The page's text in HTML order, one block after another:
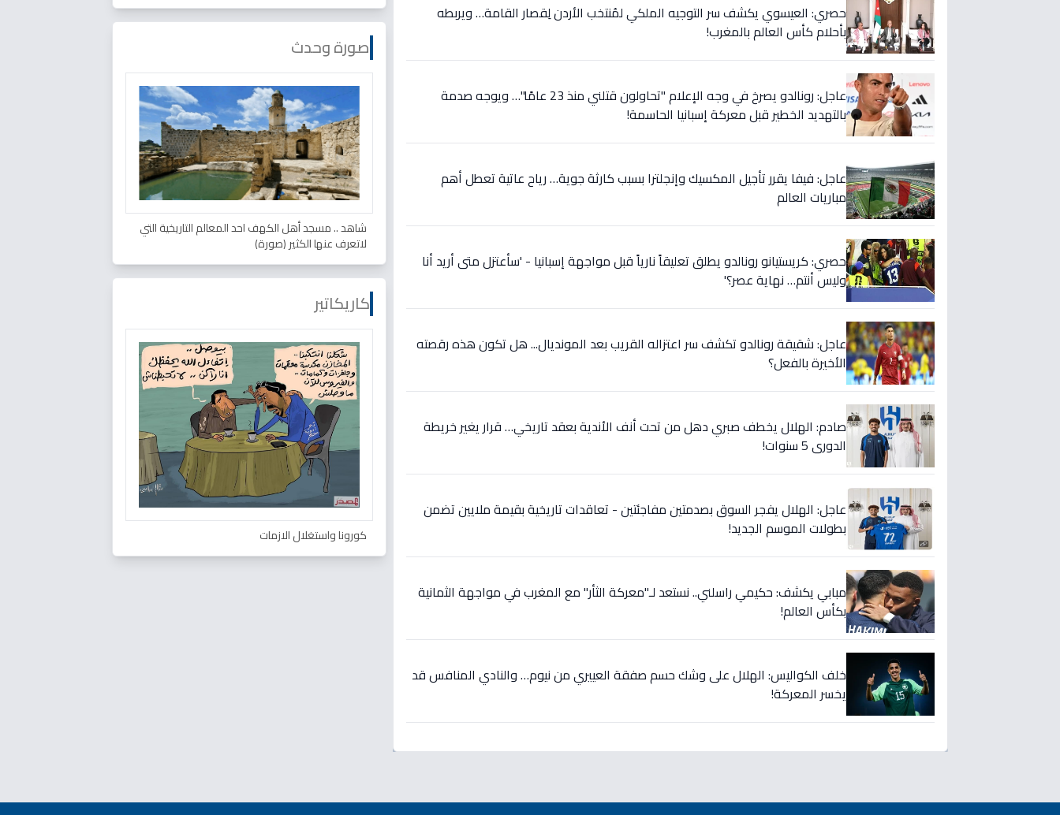
حصري: العيسوي يكشف سر التوجيه الملكي لمُنتخب الأردن لِقصار القامة… ويربطه
بأحلام كأس العالم بالمغرب!
عاجل: رونالدو يصرخ في وجه الإعلام "تحاولون قتلني منذ 23 عامًا"… ويوجه صدمة
بالتهديد الخطير قبل معركة إسبانيا الحاسمة!
عاجل: فيفا يقرر تأجيل المكسيك وإنجلترا بسبب كارثة جوية… رياح عاتية تعطل أهم
مباريات العالم
حصري: كريستيانو رونالدو يطلق تعليقاً نارياً قبل مواجهة إسبانيا - 'سأعتزل متى أريد أنا
وليس أنتم… نهاية عصر؟'
عاجل: شقيقة رونالدو تكشف سر اعتزاله القريب بعد المونديال... هل تكون هذه رقصته
الأخيرة بالفعل؟
صادم: الهلال يخطف صبري دهل من تحت أنف الأندية بعقد تاريخي… قرار يغير خريطة
الدوري 5 سنوات!
عاجل: الهلال يفجر السوق بصدمتين مفاجئتين - تعاقدات تاريخية بقيمة ملايين تضمن
بطولات الموسم الجديد!
مبابي يكشف: حكيمي راسلني.. نستعد لـ"معركة الثأر" مع المغرب في مواجهة الثمانية
بكأس العالم!
خلف الكواليس: الهلال على وشك حسم صفقة العييري من نيوم… والنادي المنافس قد
يخسر المعركة!
صورة وحدث
شاهد .. مسجد أهل الكهف احد المعالم التاريخية التي
لاتعرف عنها الكثير (صورة)
كاريكاتير
كورونا واستغلال الازمات